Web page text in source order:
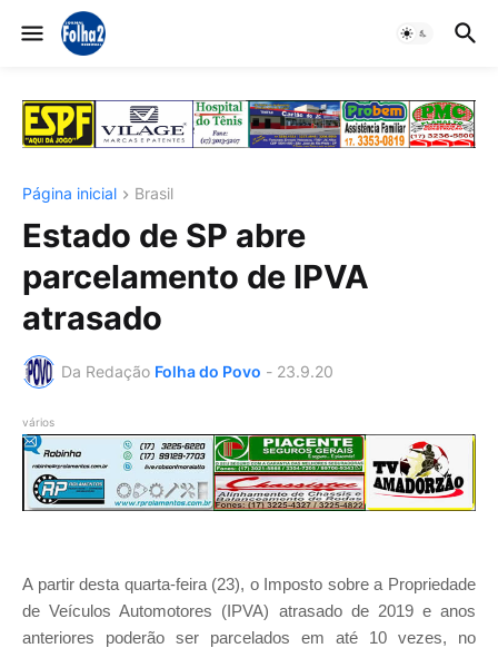
Página inicial Brasil
Estado de SP abre
parcelamento de IPVA
atrasado
Da Redação Folha do Povo - 23.9.20
vários
A partir desta quarta-feira (23), o Imposto sobre a Propriedade
de Veículos Automotores (IPVA) atrasado de 2019 e anos
anteriores poderão ser parcelados em até 10 vezes, no